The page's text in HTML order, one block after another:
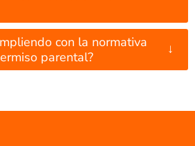
con la normativa
parental?
↓